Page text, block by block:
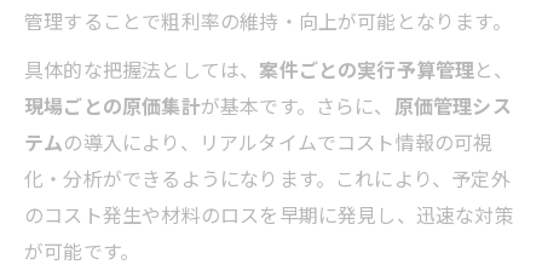
管理することで粗利率の維持・向上が可能となります。
具体的な把握法としては、 案件ごとの実行予算管理と、
現場ごとの原価集計が基本です。さらに、 原価管理シス
テムの導入により、リアルタイムでコスト情報の可視
化・分析ができるようになります。これにより、予定外
のコスト発生や材料のロスを早期に発見し、迅速な対策
が可能です。